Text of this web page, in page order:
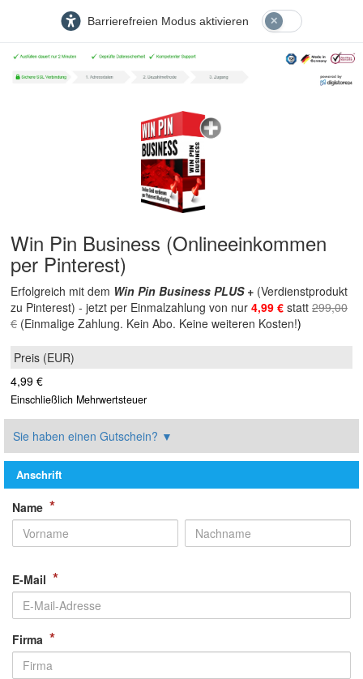
Barrierefreien Modus aktivieren
Win Pin Business (Onlineeinkommen
per Pinterest)
Erfolgreich mit dem Win Pin Business PLUS + (Verdienstprodukt
zu Pinterest) - jetzt per Einmalzahlung von nur 4,99 € statt 299,00
€ (Einmalige Zahlung. Kein Abo. Keine weiteren Kosten!)
4,99 €
Einschließlich Mehrwertsteuer
Sie haben einen Gutschein? ▼
Anschrift
Name *
E-Mail *
Firma *